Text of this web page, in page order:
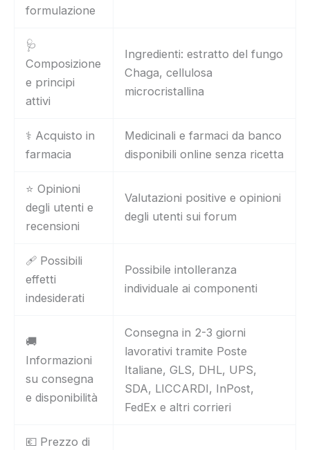
formulazione
🩺
Composizione
e principi
attivi
Ingredienti: estratto del fungo
Chaga, cellulosa
microcristallina
⚕️ Acquisto in
farmacia
Medicinali e farmaci da banco
disponibili online senza ricetta
⭐ Opinioni
degli utenti e
recensioni
Valutazioni positive e opinioni
degli utenti sui forum
🩹 Possibili
effetti
indesiderati
Possibile intolleranza
individuale ai componenti
🚚
Informazioni
su consegna
e disponibilità
Consegna in 2-3 giorni
lavorativi tramite Poste
Italiane, GLS, DHL, UPS,
SDA, LICCARDI, InPost,
FedEx e altri corrieri
💶 Prezzo di